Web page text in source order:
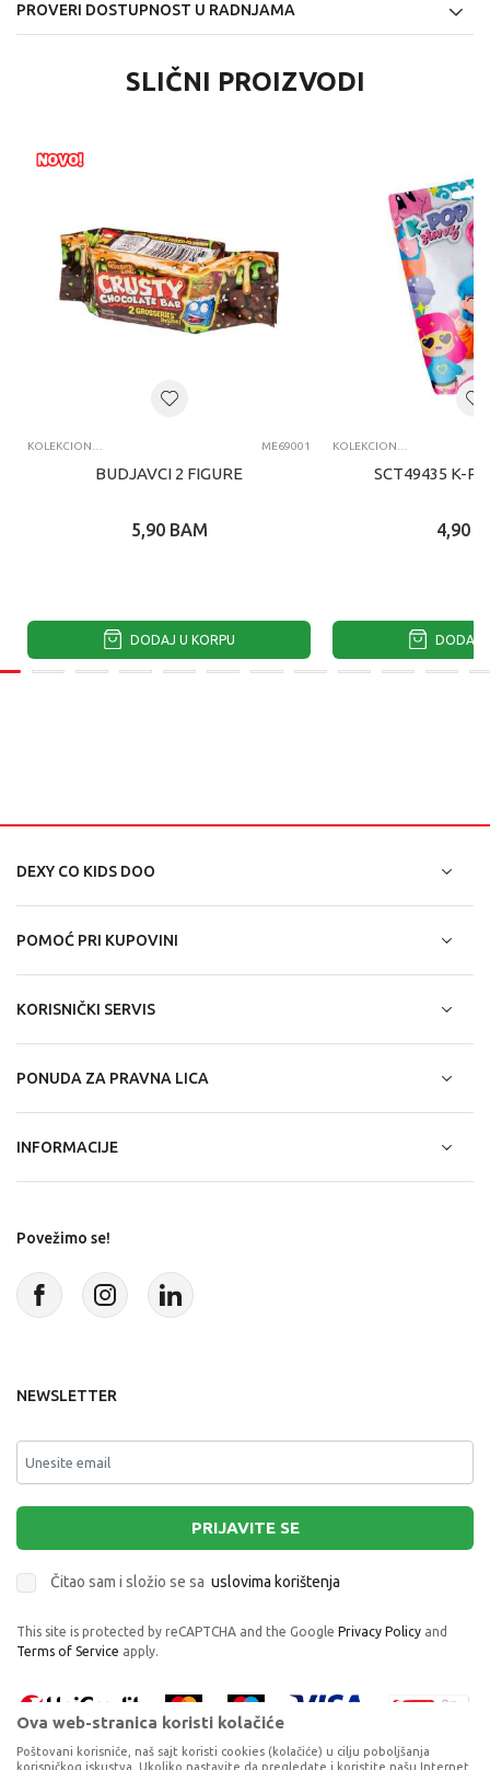
PROVERI DOSTUPNOST U RADNJAMA
SLIČNI PROIZVODI
KOLEKCIONARSKE FIGURE I SETOVI ME69001
BUDJAVCI 2 FIGURE
5,90 BAM
DODAJ U KORPU
KOLEKCIONARSKE FIGURE I SETOVI
SCT49435 K-
4,90
DODAJ
DEXY CO KIDS DOO
POMOĆ PRI KUPOVINI
KORISNIČKI SERVIS
PONUDA ZA PRAVNA LICA
INFORMACIJE
Povežimo se!
NEWSLETTER
PRIJAVITE SE
Čitao sam i složio se sa uslovima korištenja
This site is protected by reCAPTCHA and the Google Privacy Policy and
Terms of Service apply.
Ova web-stranica koristi kolačiće
Poštovani korisniče, naš sajt koristi cookies (kolačiće) u cilju poboljšanja
korisničkog iskustva. Ukoliko nastavite da pregledate i koristite našu Internet